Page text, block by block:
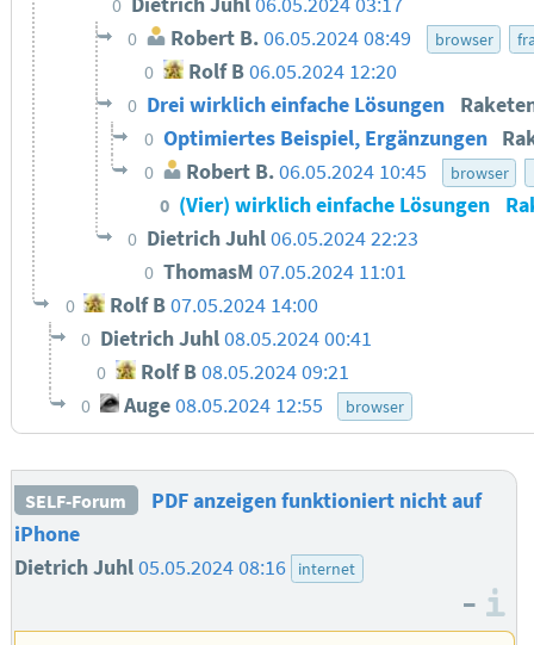
0 Robert B.06.05.2024 08:49 browser
0 Rolf B06.05.2024 12:20
0 Drei wirklich einfache Lösungen
0 Optimiertes Beispiel, Ergänzungen
0 Robert B.06.05.2024 10:45 browser
0 (Vier) wirklich einfache Lösungen
0 Dietrich Juhl06.05.2024 22:23
0 ThomasM 07.05.2024 11:01
0 Rolf B07.05.2024 14:00
0 Dietrich Juhl08.05.2024 00:41
0 Rolf B 08.05.2024 09:21
0 Auge 08.05.2024 12:55 browser
SELF-Forum
PDF anzeigen funktioniert nicht auf
iPhone
Dietrich Juhl05.05.2024 08:16 internet
–